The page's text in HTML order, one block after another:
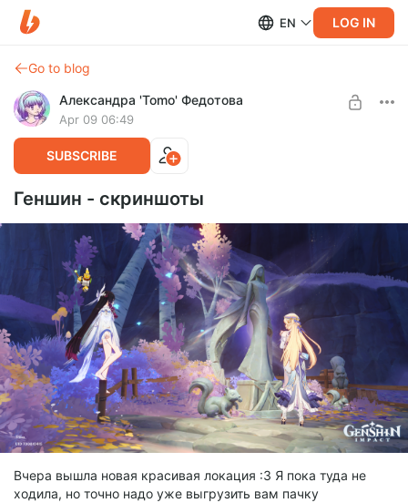
EN LOG IN
Go to blog
Александра 'Tomo' Федотова
Apr 09 06:49
SUBSCRIBE
Геншин - скриншоты
Вчера вышла новая красивая локация :3 Я пока туда не
ходила, но точно надо уже выгрузить вам пачку